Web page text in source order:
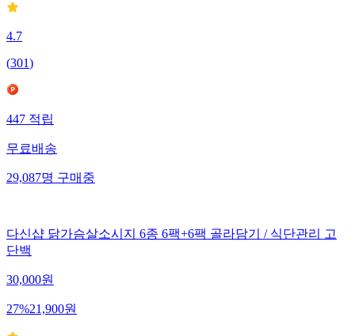
4.7
(301)
447적립
무료배송
29,087명구매중
다신샵 닭가슴살소시지 6종 6팩+6팩 골라담기 / 식단관리 고
단백
30,000원
27%21,900원